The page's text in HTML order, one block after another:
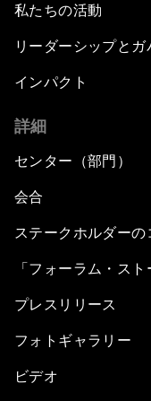
私たちの活動
リーダーシップとガ
インパクト
詳細
センター（部門）
会合
ステークホルダーの
「フォーラム・スト
プレスリリース
フォトギャラリー
ビデオ